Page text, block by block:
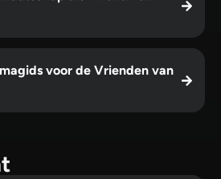
voor de Vrienden van